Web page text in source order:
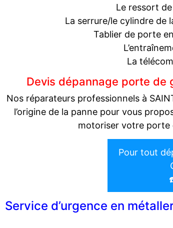
Le ressort
La serrure/le cylindre de
Tablier de porte
La
Devis dépannage porte de
Nos réparateurs professionnels à
l’origine de la panne pour vous
motoriser votre porte
Pour tout
Service d’urgence en